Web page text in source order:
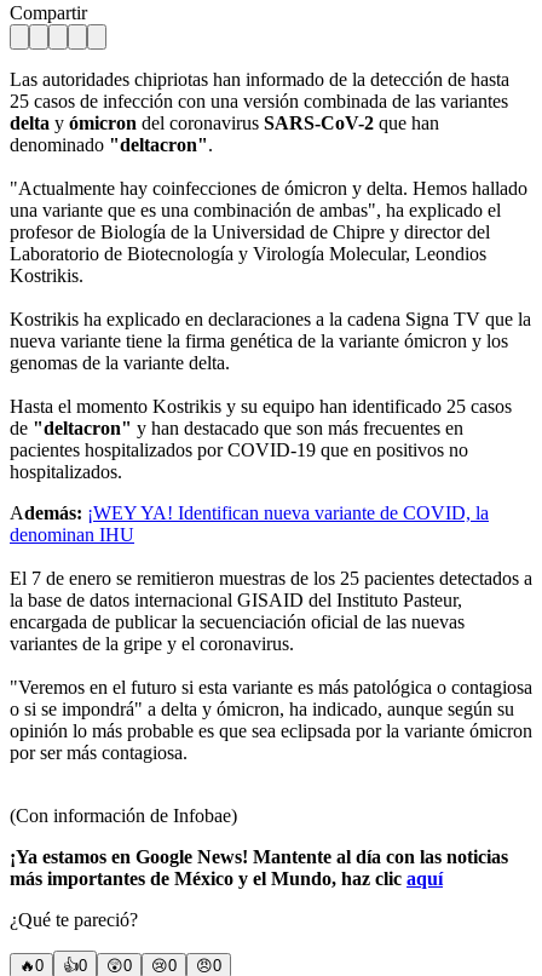
Compartir
Las autoridades chipriotas han informado de la detección de hasta
25 casos de infección con una versión combinada de las variantes
delta y ómicron del coronavirus SARS-CoV-2 que han
denominado "deltacron".
"Actualmente hay coinfecciones de ómicron y delta. Hemos hallado
una variante que es una combinación de ambas", ha explicado el
profesor de Biología de la Universidad de Chipre y director del
Laboratorio de Biotecnología y Virología Molecular, Leondios
Kostrikis.
Kostrikis ha explicado en declaraciones a la cadena Signa TV que la
nueva variante tiene la firma genética de la variante ómicron y los
genomas de la variante delta.
Hasta el momento Kostrikis y su equipo han identificado 25 casos
de "deltacron" y han destacado que son más frecuentes en
pacientes hospitalizados por COVID-19 que en positivos no
hospitalizados.
Además: ¡WEY YA! Identifican nueva variante de COVID, la
denominan IHU
El 7 de enero se remitieron muestras de los 25 pacientes detectados a
la base de datos internacional GISAID del Instituto Pasteur,
encargada de publicar la secuenciación oficial de las nuevas
variantes de la gripe y el coronavirus.
"Veremos en el futuro si esta variante es más patológica o contagiosa
o si se impondrá" a delta y ómicron, ha indicado, aunque según su
opinión lo más probable es que sea eclipsada por la variante ómicron
por ser más contagiosa.
(Con información de Infobae)
¡Ya estamos en Google News! Mantente al día con las noticias
más importantes de México y el Mundo, haz clic aquí
¿Qué te pareció?
🔥0 👍0 😲0 😢0 😠0